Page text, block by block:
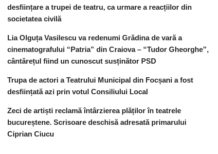
desființare a trupei de teatru, ca urmare a reacțiilor din
societatea civilă
Lia Olguța Vasilescu va redenumi Grădina de vară a
cinematografului “Patria” din Craiova – “Tudor Gheorghe”,
cântărețul fiind un cunoscut susținător PSD
Trupa de actori a Teatrului Municipal din Focșani a fost
desființată azi prin votul Consiliului Local
Zeci de artiști reclamă întârzierea plăților în teatrele
bucureștene. Scrisoare deschisă adresată primarului
Ciprian Ciucu